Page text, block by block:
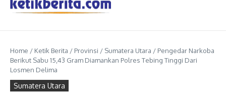
Home / Ketik Berita / Provinsi / Sumatera Utara / Pengedar Narkoba
Berikut Sabu 15,43 Gram Diamankan Polres Tebing Tinggi Dari
Losmen Delima
Sumatera Utara